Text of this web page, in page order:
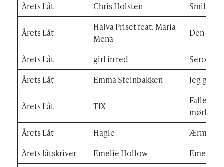
Årets Låt Chris Holsten Smilet i
Årets Låt
Halva Priset feat. Maria
Mena
Den
Årets Låt girl in red
Årets Låt
Emma Steinbakken Jeg
Årets Låt TIX
Fallen
mørket
Årets Låt
Hagle
Ærmen i
Årets låtskriver
Emelie Hollow Emelie